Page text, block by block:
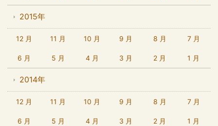
2015年
12 月 11 月 10 月 9 月 8 月 7 月
6 月 5 月 4 月 3 月 2 月 1 月
2014年
12 月 11 月 10 月 9 月 8 月 7 月
6 月 5 月 4 月 3 月 2 月 1 月